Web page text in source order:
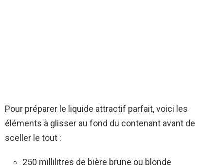
Pour préparer le liquide attractif parfait, voici les
éléments à glisser au fond du contenant avant de
sceller le tout :
250 millilitres de bière brune ou blonde